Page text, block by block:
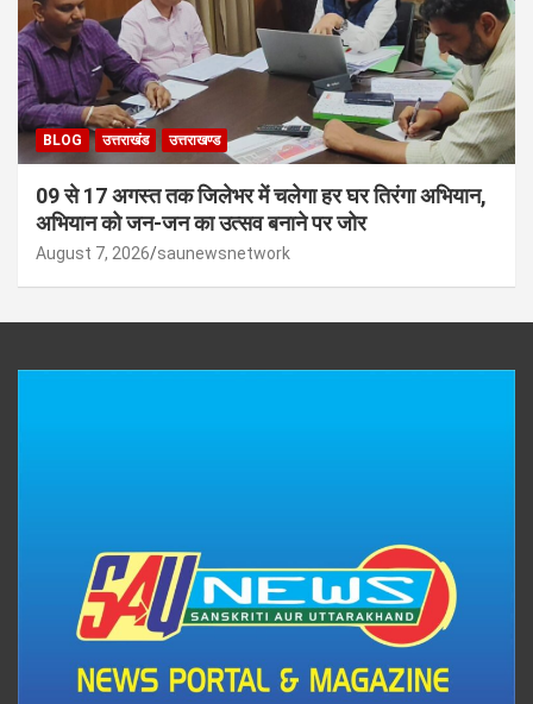
BLOG उत्तराखंड उत्तराखण्ड
09 से 17 अगस्त तक जिलेभर में चलेगा हर घर तिरंगा अभियान,
अभियान को जन-जन का उत्सव बनाने पर जोर
August 7, 2026 saunewsnetwork